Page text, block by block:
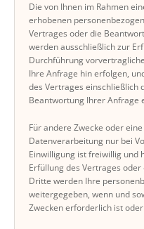
Die von Ihnen im Rahmen
erhobenen
Vertrages oder die
werden ausschließlich zur
Durchführung
Ihre Anfrage hin erfolgen,
des Vertrages einschließlich
Beantwortung Ihrer Anfrage
Für andere Zwecke oder
Datenverarbeitung nur bei
Einwilligung ist freiwillig und
Erfüllung des Vertrages
Dritte werden Ihre
weitergegeben, wenn und
Zwecken erforderlich ist